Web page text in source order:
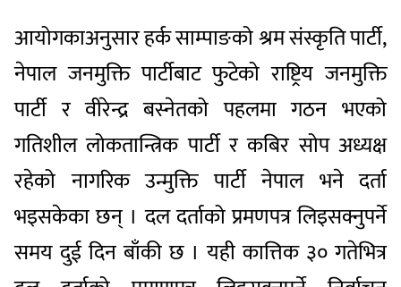
आयोगकाअनुसार हर्क साम्पाङको श्रम संस्कृति पार्टी,
नेपाल जनमुक्ति पार्टीबाट फुटेको राष्ट्रिय जनमुक्ति
पार्टी र वीरेन्द्र बस्नेतको पहलमा गठन भएको
गतिशील लोकतान्त्रिक पार्टी र कबिर सोप अध्यक्ष
रहेको नागरिक उन्मुक्ति पार्टी नेपाल भने दर्ता
भइसकेका छन् । दल दर्ताको प्रमणपत्र लिइसक्नुपर्ने
समय दुई दिन बाँकी छ । यही कात्तिक ३० गतेभित्र